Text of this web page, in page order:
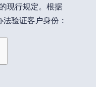
现行规定。根据
验证客户身份：